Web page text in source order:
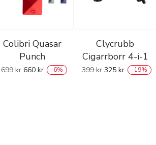
Colibri Quasar
Punch
699kr 660 kr -6%
Clycrubb
Cigarrborr 4-i-1
399kr 325kr -19%